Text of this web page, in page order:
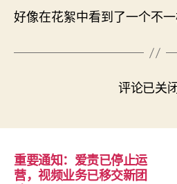
好像在花絮中看到了一个不
评论已关闭
重要通知：爱责已停止运
营，视频业务已移交新团